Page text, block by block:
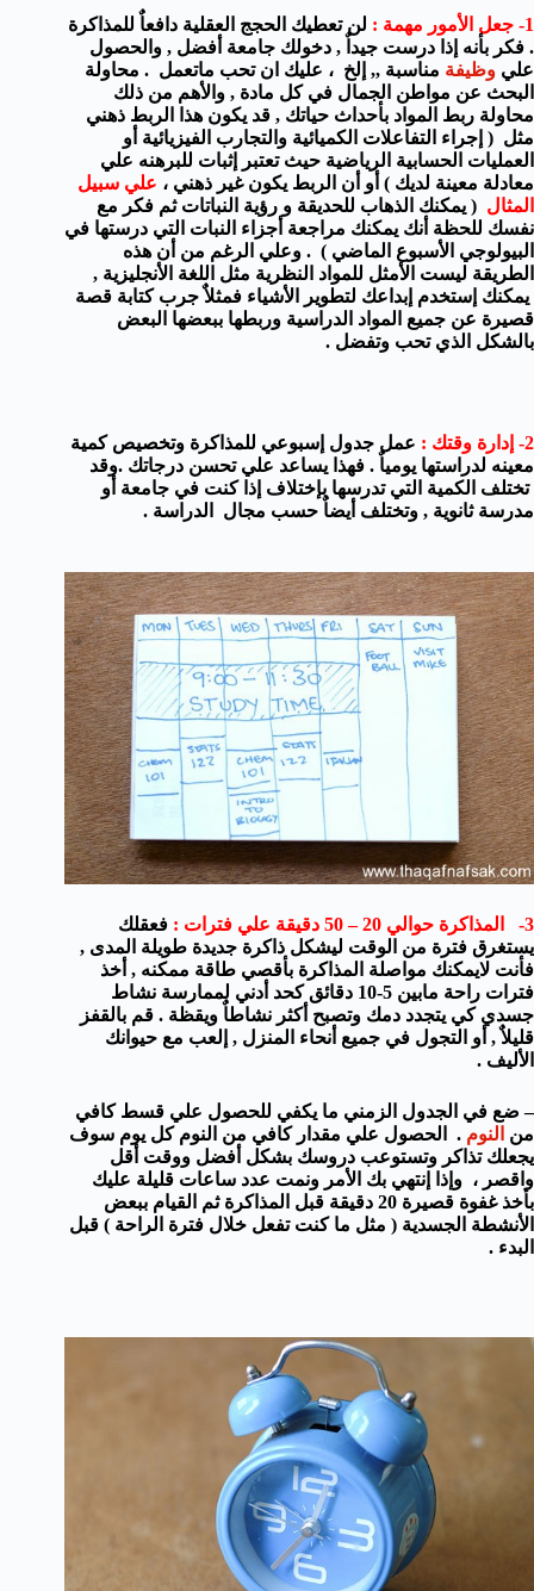
1- جعل الأمور مهمة :
لن تعطيك الحجج العقلية دافعاٌ للمذاكرة
. فكر بأنه إذا درست جيداٌ , دخولك جامعة أفضل , والحصول
علي وظيفة مناسبة ,, إلخ ، عليك ان تحب ماتعمل . محاولة
البحث عن مواطن الجمال في كل مادة , والأهم من ذلك
محاولة ربط المواد بأحداث حياتك , قد يكون هذا الربط ذهني
مثل ( إجراء التفاعلات الكميائية والتجارب الفيزيائية أو
العمليات الحسابية الرياضية حيث تعتبر إثبات للبرهنه علي
معادلة معينة لديك ) أو أن الربط يكون غير ذهني ، علي سبيل
المثال ( يمكنك الذهاب للحديقة و رؤية النباتات ثم فكر مع
نفسك للحظة أنك يمكنك مراجعة أجزاء النبات التي درستها في
البيولوجي الأسبوع الماضي ) . وعلي الرغم من أن هذه
الطريقة ليست الأمثل للمواد النظرية مثل اللغة الأنجليزية ,
يمكنك إستخدم إبداعك لتطوير الأشياء فمثلاٌ جرب كتابة قصة
قصيرة عن جميع المواد الدراسية وربطها ببعضها البعض
بالشكل الذي تحب وتفضل .
2- إدارة وقتك :
عمل جدول إسبوعي للمذاكرة وتخصيص كمية
معينه لدراستها يومياٌ . فهذا يساعد علي تحسن درجاتك .وقد
تختلف الكمية التي تدرسها بإختلاف إذا كنت في جامعة أو
مدرسة ثانوية , وتختلف أيضاٌ حسب مجال الدراسة .
3- المذاكرة حوالي 20 – 50 دقيقة علي فترات :
فعقلك
يستغرق فترة من الوقت ليشكل ذاكرة جديدة طويلة المدى ,
فأنت لايمكنك مواصلة المذاكرة بأقصي طاقة ممكنه , أخذ
فترات راحة مابين 5-10 دقائق كحد أدني لممارسة نشاط
جسدي كي يتجدد دمك وتصبح أكثر نشاطاٌ ويقظة . قم بالقفز
قليلاٌ , أو التجول في جميع أنحاء المنزل , إلعب مع حيوانك
الأليف .
– ضع في الجدول الزمني ما يكفي للحصول علي قسط كافي
من النوم . الحصول علي مقدار كافي من النوم كل يوم سوف
يجعلك تذاكر وتستوعب دروسك بشكل أفضل ووقت أقل
واقصر ، وإذا إنتهي بك الأمر ونمت عدد ساعات قليلة عليك
بأخذ غفوة قصيرة 20 دقيقة قبل المذاكرة ثم القيام ببعض
الأنشطة الجسدية ( مثل ما كنت تفعل خلال فترة الراحة ) قبل
البدء .